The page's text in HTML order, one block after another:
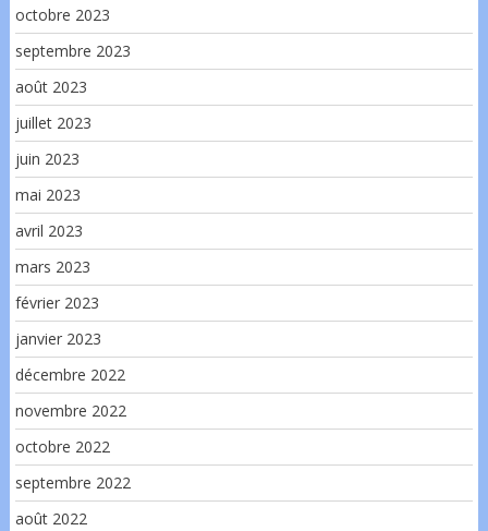
octobre 2023
septembre 2023
août 2023
juillet 2023
juin 2023
mai 2023
avril 2023
mars 2023
février 2023
janvier 2023
décembre 2022
novembre 2022
octobre 2022
septembre 2022
août 2022